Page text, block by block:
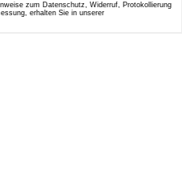
zum Datenschutz, Widerruf, Protokollierung
erhalten Sie in unserer